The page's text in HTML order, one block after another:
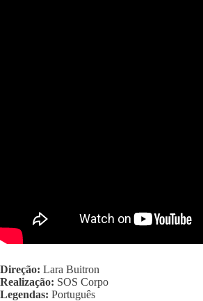
Direção: Lara Buitron
Realização: SOS Corpo
Legendas: Português